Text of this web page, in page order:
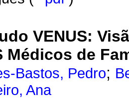
VENUS:
Médicos de
Bastos, Pedro;
Ana